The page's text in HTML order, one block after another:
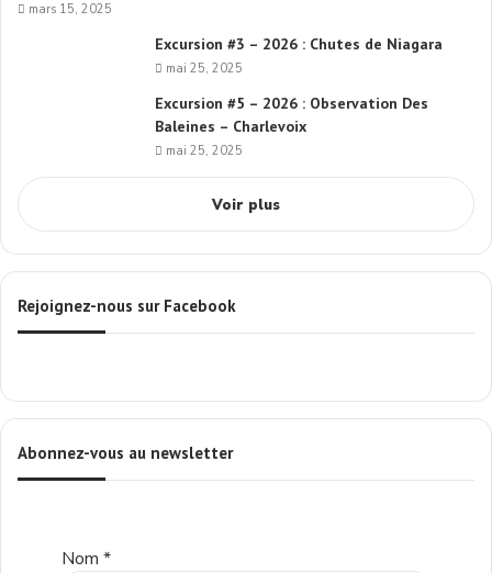
mars 15, 2025
Excursion #3 – 2026 : Chutes de Niagara
mai 25, 2025
Excursion #5 – 2026 : Observation Des
Baleines – Charlevoix
mai 25, 2025
Voir plus
Rejoignez-nous sur Facebook
Abonnez-vous au newsletter
Nom *